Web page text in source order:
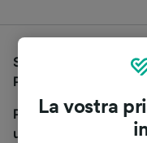
Se stai cercando un
Pescara Centrale,
Per trovare i biglietti
una ricerca in alto, e
La vostra